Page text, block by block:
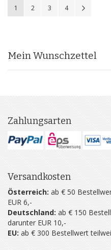
Sie lesen gerade Seite
1 Seite
2 Seite
3 Seite
4
Mein Wunschzettel
Zahlungsarten
Versandkosten
Österreich: ab € 50
EUR 6,-
Deutschland: ab € 150
darunter EUR 10,-
EU: ab € 300 Bestellwert